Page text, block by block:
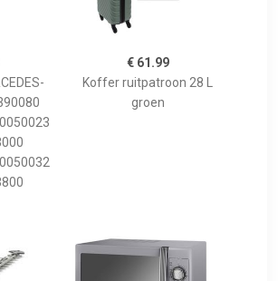
€ 61.99
Koffer ruitpatroon 28 L
groen